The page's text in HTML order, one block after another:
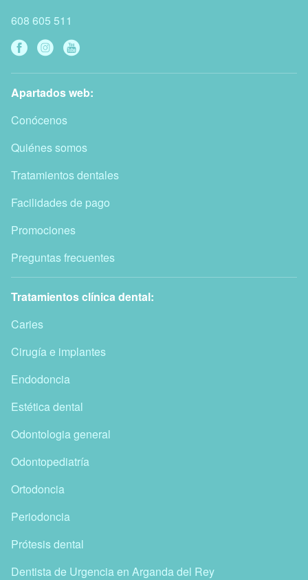
608 605 511
Apartados web:
Conócenos
Quiénes somos
Tratamientos dentales
Facilidades de pago
Promociones
Preguntas frecuentes
Tratamientos clínica dental:
Caries
Cirugía e implantes
Endodoncia
Estética dental
Odontologia general
Odontopediatría
Ortodoncia
Periodoncia
Prótesis dental
Dentista de Urgencia en Arganda del Rey